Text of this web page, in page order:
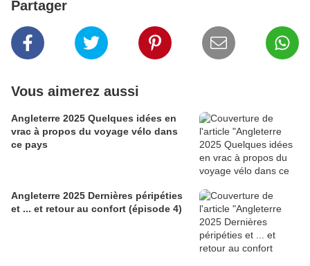
Partager
Vous aimerez aussi
Angleterre 2025 Quelques idées en
vrac à propos du voyage vélo dans
ce pays
Angleterre 2025 Dernières péripéties
et ... et retour au confort (épisode 4)